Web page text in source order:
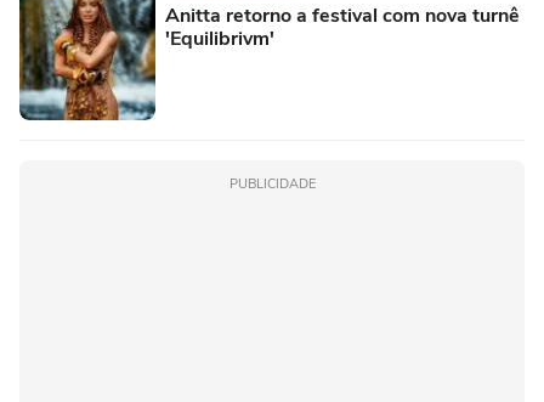
Anitta retorno a festival com nova turnê
'Equilibrivm'
PUBLICIDADE